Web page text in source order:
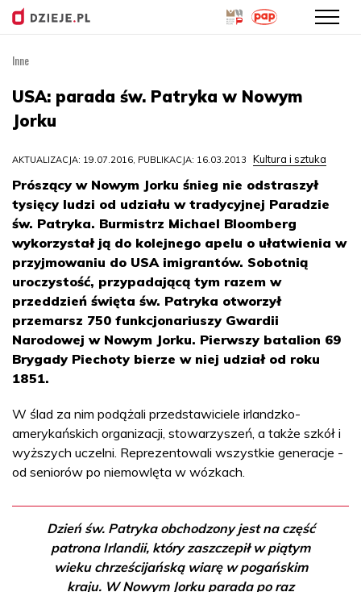
treści
Inne
USA: parada św. Patryka w Nowym
Jorku
AKTUALIZACJA: 19.07.2016, PUBLIKACJA: 16.03.2013 Kultura i sztuka
Prószący w Nowym Jorku śnieg nie odstraszył
tysięcy ludzi od udziału w tradycyjnej Paradzie
św. Patryka. Burmistrz Michael Bloomberg
wykorzystał ją do kolejnego apelu o ułatwienia w
przyjmowaniu do USA imigrantów. Sobotnią
uroczystość, przypadającą tym razem w
przeddzień święta św. Patryka otworzył
przemarsz 750 funkcjonariuszy Gwardii
Narodowej w Nowym Jorku. Pierwszy batalion 69
Brygady Piechoty bierze w niej udział od roku
1851.
W ślad za nim podążali przedstawiciele irlandzko-
amerykańskich organizacji, stowarzyszeń, a także szkół i
wyższych uczelni. Reprezentowali wszystkie generacje -
od seniorów po niemowlęta w wózkach.
Dzień św. Patryka obchodzony jest na część
patrona Irlandii, który zaszczepił w piątym
wieku chrześcijańską wiarę w pogańskim
kraju. W Nowym Jorku parada po raz